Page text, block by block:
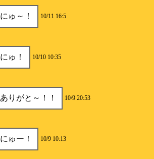
にゅ～！ 10/11 16:5
にゅ！ 10/10 10:35
ありがと～！！ 10/9 20:53
にゅー！ 10/9 10:13